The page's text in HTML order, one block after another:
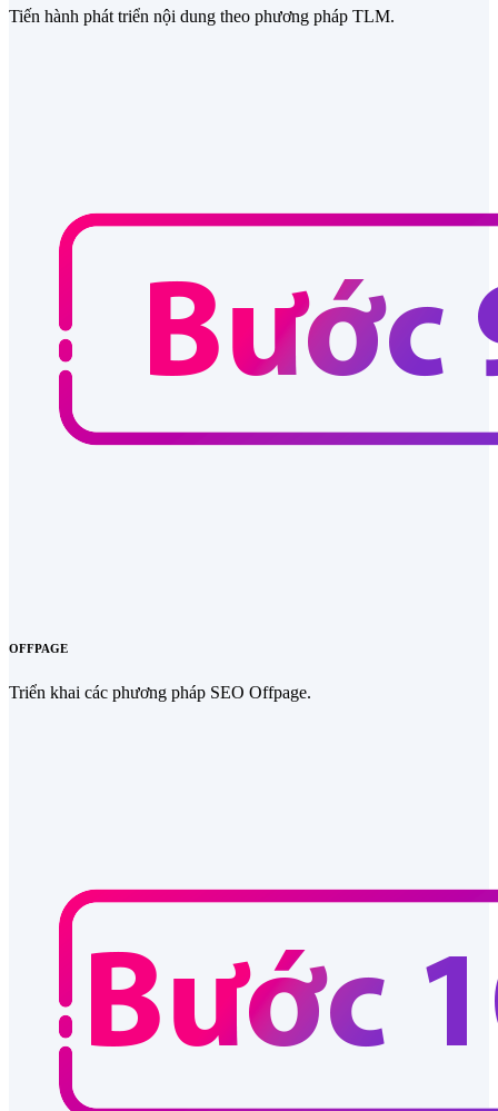
Tiến hành phát triển nội dung theo phương pháp TLM.
OFFPAGE
Triển khai các phương pháp SEO Offpage.